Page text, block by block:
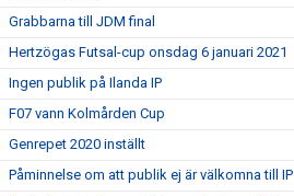
Grabbarna till JDM final
Hertzögas Futsal-cup onsdag 6 januari 2021
Ingen publik på Ilanda IP
F07 vann Kolmården Cup
Genrepet 2020 inställt
Påminnelse om att publik ej är välkomna till IP